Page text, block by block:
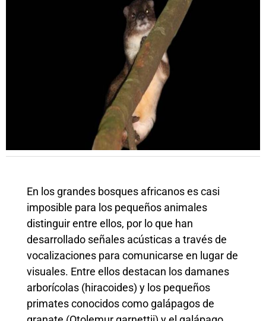
En los grandes bosques africanos es casi
imposible para los pequeños animales
distinguir entre ellos, por lo que han
desarrollado señales acústicas a través de
vocalizaciones para comunicarse en lugar de
visuales. Entre ellos destacan los damanes
arborícolas (hiracoides) y los pequeños
primates conocidos como galápagos de